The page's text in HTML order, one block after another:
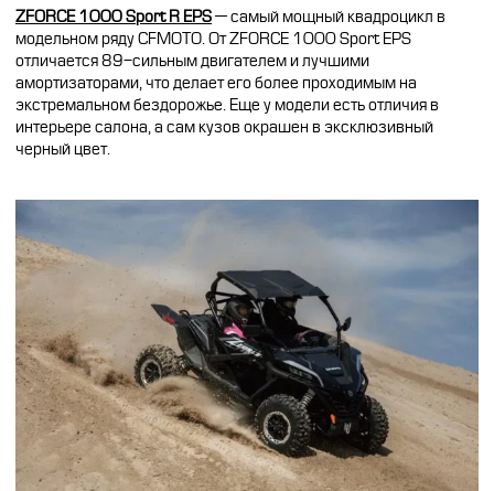
ZFORCE 1000 Sport R EPS— самый мощный квадроцикл в
модельном ряду CFMOTO. От ZFORCE 1000 Sport EPS
отличается 89-сильным двигателем и лучшими
амортизаторами, что делает его более проходимым на
экстремальном бездорожье. Еще у модели есть отличия в
интерьере салона, а сам кузов окрашен в эксклюзивный
черный цвет.